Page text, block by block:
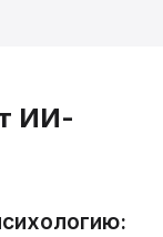
ИИ-